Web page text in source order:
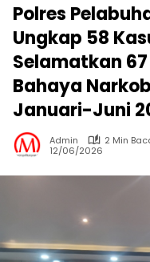
Polres
Ungkap 58
Selamatkan
Bahaya
Januari-Juni
Admin
2 Min
12/06/2026